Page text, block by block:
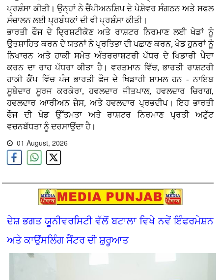
ਪ੍ਰਸ਼ੰਸਾ ਕੀਤੀ। ਉਨ੍ਹਾਂ ਨੇ ਚੈਂਪੀਅਨਸ਼ਿਪ ਦੇ ਪੇਸ਼ੇਵਰ ਸੰਗਠਨ ਅਤੇ ਸਫਲ
ਸੰਚਾਲਨ ਲਈ ਪ੍ਰਬੰਧਕਾਂ ਦੀ ਵੀ ਪ੍ਰਸ਼ੰਸਾ ਕੀਤੀ।
ਭਾਰਤੀ ਫੌਜ ਦੇ ਦ੍ਰਿਸ਼ਟੀਕੋਣ ਅਤੇ ਰਾਸ਼ਟਰ ਨਿਰਮਾਣ ਲਈ ਖੇਡਾਂ ਨੂੰ
ਉਤਸ਼ਾਹਿਤ ਕਰਨ ਦੇ ਯਤਨਾਂ ਨੇ ਪ੍ਰਤਿਭਾ ਦੀ ਪਛਾਣ ਕਰਨ, ਖੇਡ ਹੁਨਰਾਂ ਨੂੰ
ਨਿਖਾਰਨ ਅਤੇ ਹਾਕੀ ਸਮੇਤ ਅੰਤਰਰਾਸ਼ਟਰੀ ਪੱਧਰ ਦੇ ਖਿਡਾਰੀ ਪੈਦਾ
ਕਰਨ ਦਾ ਰਾਹ ਪੱਧਰਾ ਕੀਤਾ ਹੈ। ਵਰਤਮਾਨ ਵਿੱਚ, ਭਾਰਤੀ ਰਾਸ਼ਟਰੀ
ਹਾਕੀ ਕੈਂਪ ਵਿੱਚ ਪੰਜ ਭਾਰਤੀ ਫੌਜ ਦੇ ਖਿਡਾਰੀ ਸ਼ਾਮਲ ਹਨ - ਨਾਇਬ
ਸੂਬੇਦਾਰ ਸੂਰਜ ਕਰਕੇਰਾ, ਹਵਲਦਾਰ ਜੀਤਪਾਲ, ਹਵਲਦਾਰ ਚਿਰਾਗ,
ਹਵਲਦਾਰ ਆਰੀਅਨ ਜ਼ੇਸ, ਅਤੇ ਹਵਲਦਾਰ ਪ੍ਰਭਦੀਪ। ਇਹ ਭਾਰਤੀ
ਫੌਜ ਦੀ ਖੇਡ ਉੱਤਮਤਾ ਅਤੇ ਰਾਸ਼ਟਰ ਨਿਰਮਾਣ ਪ੍ਰਤੀ ਅਟੁੱਟ
ਵਚਨਬੱਧਤਾ ਨੂੰ ਦਰਸਾਉਂਦਾ ਹੈ।
01 August, 2026
ਦੇਸ਼ ਭਗਤ ਯੂਨੀਵਰਸਿਟੀ ਵੱਲੋਂ ਬਟਾਲਾ ਵਿਖੇ ਨਵੇਂ ਇੰਫਰਮੇਸ਼ਨ
ਅਤੇ ਕਾਉਂਸਲਿੰਗ ਸੈਂਟਰ ਦੀ ਸ਼ੁਰੂਆਤ